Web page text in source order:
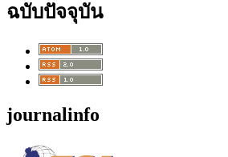
ฉบับปัจจุบัน
journalinfo